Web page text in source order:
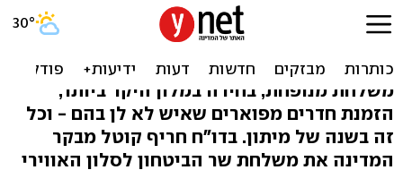
הסלון שעלה מיליון: שליש
מההוצאה בפריז - לשווא
משלחת מנופחת, בחירה במלון היקר ביותר,
הזמנת חדרים מפוארים שאיש לא לן בהם - וכל
זה בשנה של מיתון. בדו"ח חריף קוטל מבקר
המדינה את משלחת שר הביטחון לסלון האווירי